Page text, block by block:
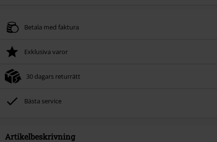
Betala med faktura
Exklusiva varor
30 dagars returrätt
Bästa service
Artikelbeskrivning